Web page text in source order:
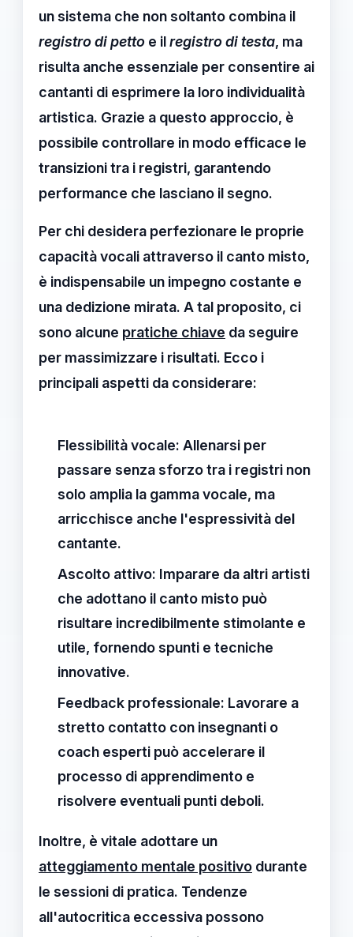
un sistema che non soltanto combina il
registro di petto e ilregistro di testa, ma
risulta anche essenziale per consentire ai
cantanti di esprimere la loro individualità
artistica. Grazie a questo approccio, è
possibile controllare in modo efficace le
transizioni tra i registri, garantendo
performance che lasciano il segno.
Per chi desidera perfezionare le proprie
capacità vocali attraverso il canto misto,
è indispensabile un impegno costante e
una dedizione mirata. A tal proposito, ci
sono alcune pratiche chiave da seguire
per massimizzare i risultati. Ecco i
principali aspetti da considerare:
Flessibilità vocale: Allenarsi per
passare senza sforzo tra i registri non
solo amplia la gamma vocale, ma
arricchisce anche l'espressività del
cantante.
Ascolto attivo: Imparare da altri artisti
che adottano il canto misto può
risultare incredibilmente stimolante e
utile, fornendo spunti e tecniche
innovative.
Feedback professionale: Lavorare a
stretto contatto con insegnanti o
coach esperti può accelerare il
processo di apprendimento e
risolvere eventuali punti deboli.
Inoltre, è vitale adottare un
atteggiamento mentale positivo durante
le sessioni di pratica. Tendenze
all'autocritica eccessiva possono